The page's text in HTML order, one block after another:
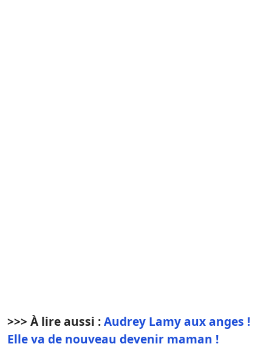
>>> À lire aussi :Audrey Lamy aux anges !
Elle va de nouveau devenir maman !